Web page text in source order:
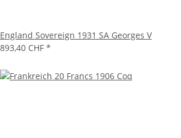
England Sovereign 1931 SA Georges V
893,40 CHF *